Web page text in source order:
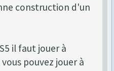
construction d'un
il faut jouer à
pouvez jouer à